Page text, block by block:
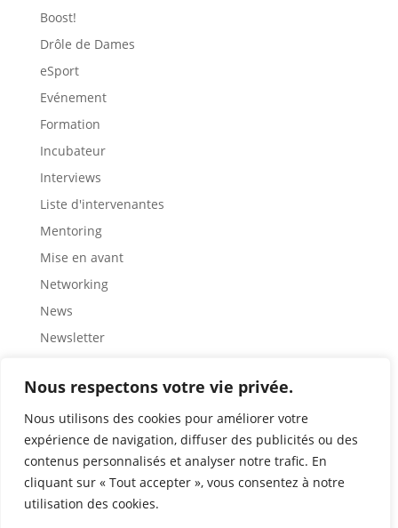
Nous respectons votre vie privée.
Nous utilisons des cookies pour améliorer votre
expérience de navigation, diffuser des publicités ou des
contenus personnalisés et analyser notre trafic. En
cliquant sur « Tout accepter », vous consentez à notre
utilisation des cookies.
Boost!
Drôle de Dames
eSport
Evénement
Formation
Incubateur
Interviews
Liste d'intervenantes
Mentoring
Mise en avant
Networking
News
Newsletter
Rencontre
Représentation
Ressources
Retour d'expérience
Role modèles